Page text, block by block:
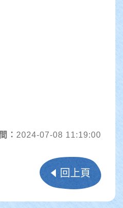
： 2024-07-08 11:19:00
回上頁